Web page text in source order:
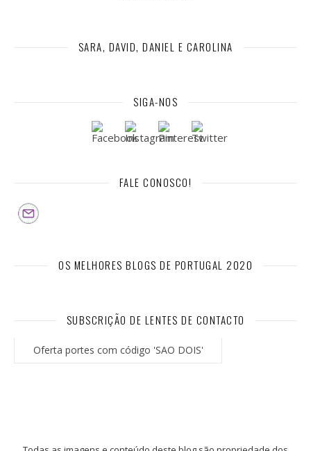
SARA, DAVID, DANIEL E CAROLINA
SIGA-NOS
FALE CONOSCO!
OS MELHORES BLOGS DE PORTUGAL 2020
SUBSCRIÇÃO DE LENTES DE CONTACTO
Oferta portes com código 'SAO DOIS'